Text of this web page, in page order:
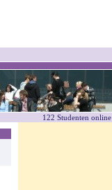
122 Studenten online